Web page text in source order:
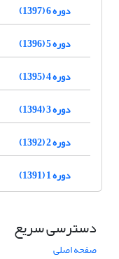
دوره 6 (1397)
دوره 5 (1396)
دوره 4 (1395)
دوره 3 (1394)
دوره 2 (1392)
دوره 1 (1391)
دسترسی سریع
صفحه اصلی